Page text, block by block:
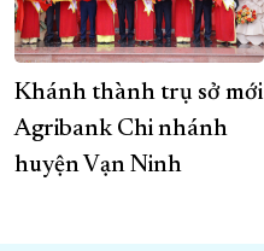
Khánh thành trụ sở mới
Agribank Chi nhánh
huyện Vạn Ninh